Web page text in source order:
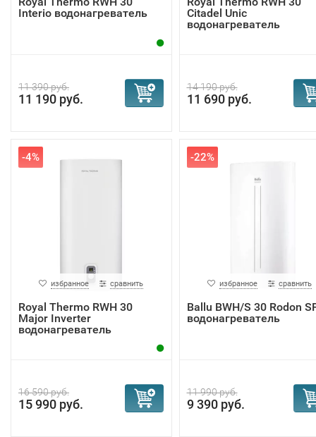
Interio водонагреватель
11 390 руб.
11 190 руб.
Citadel Unic
водонагреватель
14 190 руб.
11 690 руб.
-4%
избранное сравнить
Royal Thermo RWH 30
Major Inverter
водонагреватель
16 590 руб.
15 990 руб.
-22%
избранное сравнить
Ballu BWH/S 30 Rodon
водонагреватель
11 990 руб.
9 390 руб.